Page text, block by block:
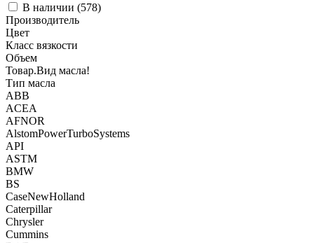
В наличии (578)
Производитель
Цвет
Класс вязкости
Объем
Товар.Вид масла!
Тип масла
ABB
ACEA
AFNOR
AlstomPowerTurboSystems
API
ASTM
BMW
BS
CaseNewHolland
Caterpillar
Chrysler
Cummins